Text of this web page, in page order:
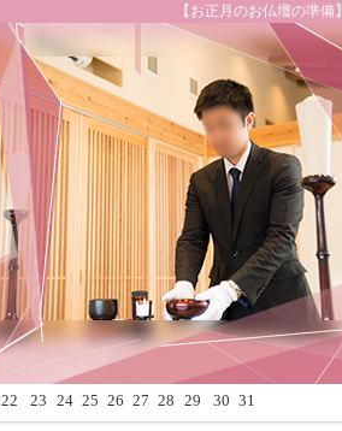
【お正月のお仏壇の準備】
22 23 24 25 26 27 28 29 30 31